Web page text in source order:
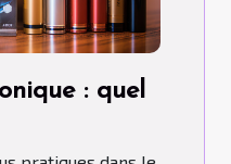
: quel